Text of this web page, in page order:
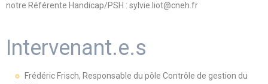
notre Référente Handicap/PSH : sylvie.liot@cneh.fr
Intervenant.e.s
Frédéric Frisch, Responsable du pôle Contrôle de gestion du